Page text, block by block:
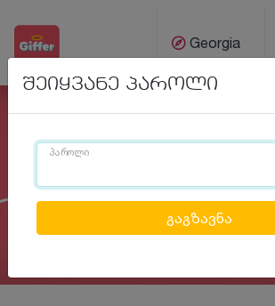
Georgia
Previous
შეიყვანე პაროლი
პაროლი